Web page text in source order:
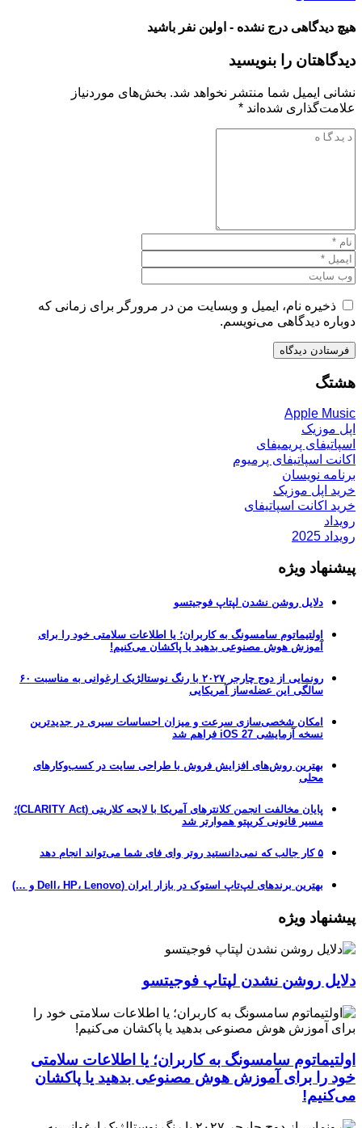
هیچ دیدگاهی درج نشده - اولین نفر باشید
دیدگاهتان را بنویسید
نشانی ایمیل شما منتشر نخواهد شد. بخش‌های موردنیاز
علامت‌گذاری شده‌اند *
ذخیره نام، ایمیل و وبسایت من در مرورگر برای زمانی که
دوباره دیدگاهی می‌نویسم.
هشتگ
Apple Music
اپل موزیک
اسپاتیفای پریمیفای
اکانت اسپاتیفای پرمیوم
برنامه نویسان
خرید اپل موزیک
خرید اکانت اسپاتیفای
رویداد
رویداد 2025
پیشنهاد ویژه
دلایل روشن نشدن لپتاپ فوجیتسو
اولتیماتوم سامسونگ به کاربران؛ یا اطلاعات سلامتی خود را برای
آموزش هوش مصنوعی بدهید یا پاکشان می‌کنیم!
رونمایی از دوج چارجر ۲۰۲۷ با رنگ نوستالژیک ارغوانی به مناسبت ۶۰
سالگی این عضله‌ساز آمریکایی
امکان شخصی‌سازی سرعت و میزان احساسات سیری در جدیدترین
نسخه آزمایشی iOS 27 فراهم شد
بهترین روش‌های افزایش فروش با طراحی سایت در کسب‌وکارهای
محلی
پایان مخالفت انجمن کلانترهای آمریکا با لایحه کلاریتی (CLARITY Act)؛
مسیر قانونی کریپتو هموارتر شد
۵ کار جالب که نمی‌دانستید روتر وای فای شما می‌تواند انجام دهد
بهترین برندهای لپ‌تاپ استوک در بازار ایران (Dell، HP، Lenovo و …)
پیشنهاد ویژه
دلایل روشن نشدن لپتاپ فوجیتسو
اولتیماتوم سامسونگ به کاربران؛ یا اطلاعات سلامتی
خود را برای آموزش هوش مصنوعی بدهید یا پاکشان
می‌کنیم!